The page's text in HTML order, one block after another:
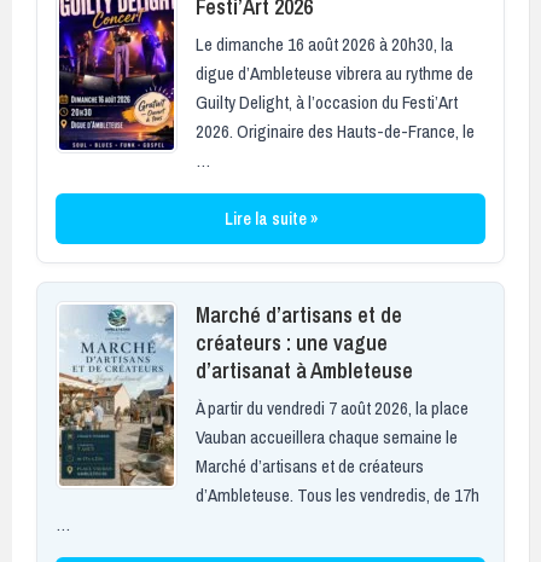
Festi’Art 2026
Le dimanche 16 août 2026 à 20h30, la
digue d’Ambleteuse vibrera au rythme de
Guilty Delight, à l’occasion du Festi’Art
2026. Originaire des Hauts-de-France, le
…
Lire la suite »
Marché d’artisans et de
créateurs : une vague
d’artisanat à Ambleteuse
À partir du vendredi 7 août 2026, la place
Vauban accueillera chaque semaine le
Marché d’artisans et de créateurs
d’Ambleteuse. Tous les vendredis, de 17h
…